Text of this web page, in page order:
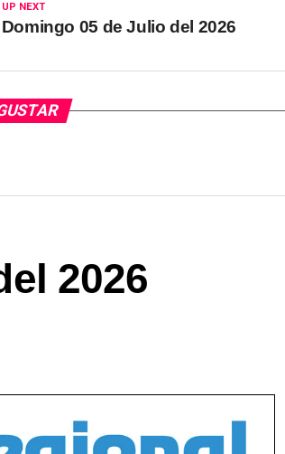
UP NEXT
Domingo 05 de Julio del 2026
2026